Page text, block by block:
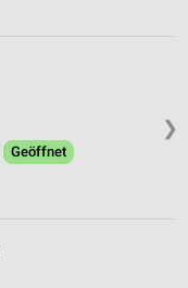
❯
Geöffnet